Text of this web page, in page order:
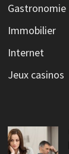
Gastronomie
Immobilier
Internet
Jeux casinos